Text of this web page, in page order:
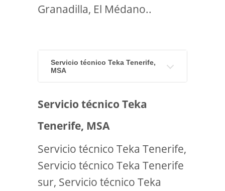
Granadilla, El Médano..
Servicio técnico Teka Tenerife,
MSA
Servicio técnico Teka
Tenerife, MSA
Servicio técnico Teka Tenerife,
Servicio técnico Teka Tenerife
sur, Servicio técnico Teka